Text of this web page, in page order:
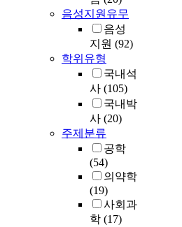
음성지원유무
음성
지원 (92)
학위유형
국내석
사 (105)
국내박
사 (20)
주제분류
공학
(54)
의약학
(19)
사회과
학 (17)